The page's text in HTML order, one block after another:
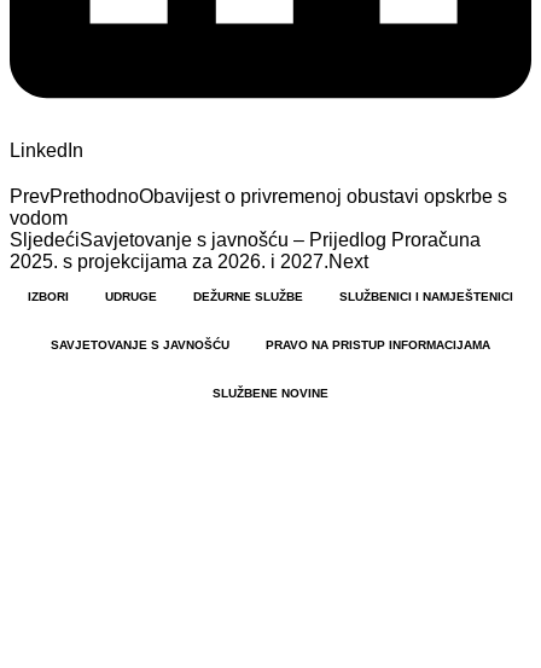
LinkedIn
PrevPrethodnoObavijest o privremenoj obustavi opskrbe s
vodom
SljedećiSavjetovanje s javnošću – Prijedlog Proračuna
2025. s projekcijama za 2026. i 2027.Next
IZBORI UDRUGE DEŽURNE SLUŽBE SLUŽBENICI I NAMJEŠTENICI
SAVJETOVANJE S JAVNOŠĆU PRAVO NA PRISTUP INFORMACIJAMA
SLUŽBENE NOVINE